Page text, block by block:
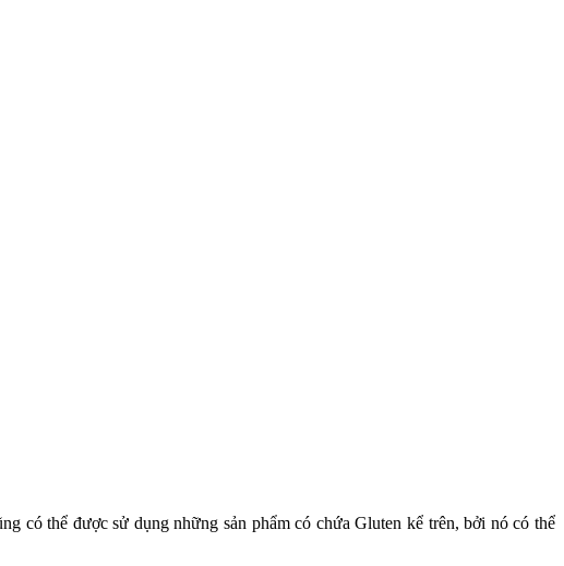
có thể được sử dụng những sản phẩm có chứa Gluten kể trên, bởi nó có thể